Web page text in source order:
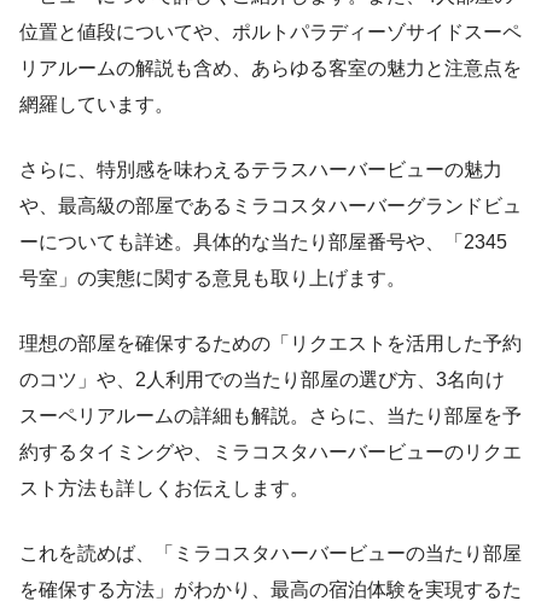
位置と値段についてや、ポルトパラディーゾサイドスーペ
リアルームの解説も含め、あらゆる客室の魅力と注意点を
網羅しています。
さらに、特別感を味わえるテラスハーバービューの魅力
や、最高級の部屋であるミラコスタハーバーグランドビュ
ーについても詳述。具体的な当たり部屋番号や、「2345
号室」の実態に関する意見も取り上げます。
理想の部屋を確保するための「リクエストを活用した予約
のコツ」や、2人利用での当たり部屋の選び方、3名向け
スーペリアルームの詳細も解説。さらに、当たり部屋を予
約するタイミングや、ミラコスタハーバービューのリクエ
スト方法も詳しくお伝えします。
これを読めば、「ミラコスタハーバービューの当たり部屋
を確保する方法」がわかり、最高の宿泊体験を実現するた